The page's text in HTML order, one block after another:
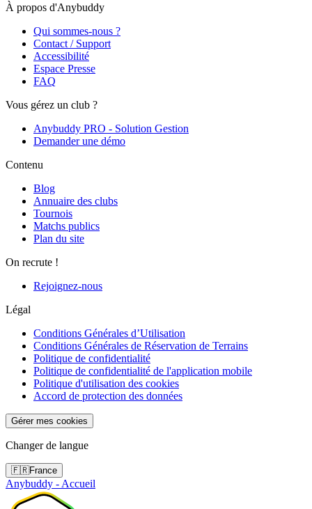
À propos d'Anybuddy
Qui sommes-nous ?
Contact / Support
Accessibilité
Espace Presse
FAQ
Vous gérez un club ?
Anybuddy PRO - Solution Gestion
Demander une démo
Contenu
Blog
Annuaire des clubs
Tournois
Matchs publics
Plan du site
On recrute !
Rejoignez-nous
Légal
Conditions Générales d’Utilisation
Conditions Générales de Réservation de Terrains
Politique de confidentialité
Politique de confidentialité de l'application mobile
Politique d'utilisation des cookies
Accord de protection des données
Gérer mes cookies
Changer de langue
🇫🇷France
Anybuddy - Accueil